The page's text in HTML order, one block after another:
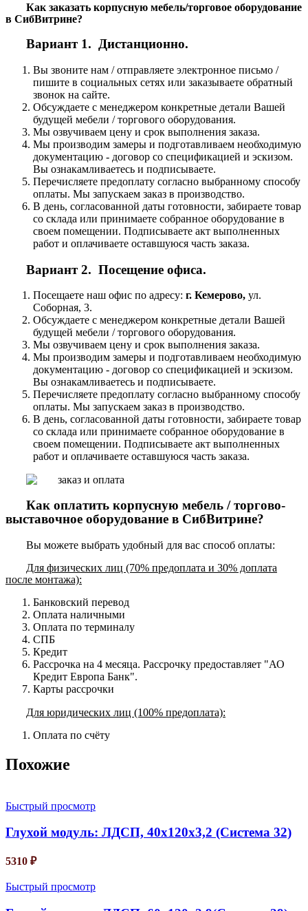
Как заказать корпусную мебель/торговое оборудование
в СибВитрине?
Вариант 1. Дистанционно.
Вы звоните нам / отправляете электронное письмо /
пишите в социальных сетях или заказываете обратный
звонок на сайте.
Обсуждаете с менеджером конкретные детали Вашей
будущей мебели / торгового оборудования.
Мы озвучиваем цену и срок выполнения заказа.
Мы производим замеры и подготавливаем необходимую
документацию - договор со спецификацией и эскизом.
Вы ознакамливаетесь и подписываете.
Перечисляете предоплату согласно выбранному способу
оплаты. Мы запускаем заказ в производство.
В день, согласованной даты готовности, забираете товар
со склада или принимаете собранное оборудование в
своем помещении. Подписываете акт выполненных
работ и оплачиваете оставшуюся часть заказа.
Вариант 2. Посещение офиса.
Посещаете наш офис по адресу: г. Кемерово, ул.
Соборная, 3.
Обсуждаете с менеджером конкретные детали Вашей
будущей мебели / торгового оборудования.
Мы озвучиваем цену и срок выполнения заказа.
Мы производим замеры и подготавливаем необходимую
документацию - договор со спецификацией и эскизом.
Вы ознакамливаетесь и подписываете.
Перечисляете предоплату согласно выбранному способу
оплаты. Мы запускаем заказ в производство.
В день, согласованной даты готовности, забираете товар
со склада или принимаете собранное оборудование в
своем помещении. Подписываете акт выполненных
работ и оплачиваете оставшуюся часть заказа.
Как оплатить корпусную мебель / торгово-
выставочное оборудование в СибВитрине?
Вы можете выбрать удобный для вас способ оплаты:
Для физических лиц (70% предоплата и 30% доплата
после монтажа):
Банковский перевод
Оплата наличными
Оплата по терминалу
СПБ
Кредит
Рассрочка на 4 месяца. Рассрочку предоставляет "АО
Кредит Европа Банк".
Карты рассрочки
Для юридических лиц (100% предоплата):
Оплата по счёту
Похожие
Быстрый просмотр
Глухой модуль: ЛДСП, 40х120х3,2 (Система 32)
5310 ₽
Быстрый просмотр